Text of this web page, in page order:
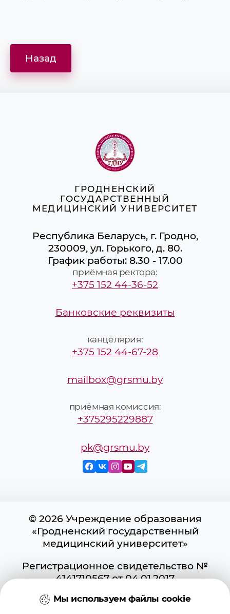
Назад
ГРОДНЕНСКИЙ
ГОСУДАРСТВЕННЫЙ
МЕДИЦИНСКИЙ УНИВЕРСИТЕТ
Республика Беларусь, г. Гродно,
230009, ул. Горького, д. 80.
График работы: 8.30 - 17.00
приёмная ректора:
+375 152 44-36-52
Банковские реквизиты
канцелярия:
+375 152 44-67-28
mailbox@grsmu.by
приёмная комиссия:
+375295229887
pk@grsmu.by
© 2026 Учреждение образования
«Гродненский государственный
медицинский университет»
Регистрационное свидетельство №
4141710567 от 04.01.2017
информационных ресурсов
Мы используем файлы cookie